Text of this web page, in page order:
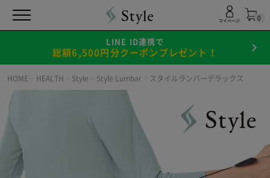
0
マイページ
LINE ID連携で
総額6,500円分クーポンプレゼント！
HOME HEALTH Style Style Lumbar スタイルランバーデラックス